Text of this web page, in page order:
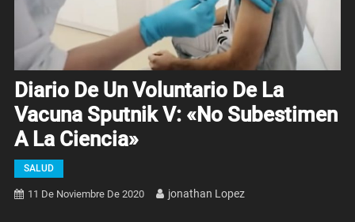
Diario De Un Voluntario De La
Vacuna Sputnik V: «No Subestimen
A La Ciencia»
SALUD
11 De Noviembre De 2020 Jonathan Lopez